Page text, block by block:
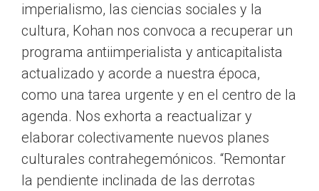
imperialismo, las ciencias sociales y la
cultura, Kohan nos convoca a recuperar un
programa antiimperialista y anticapitalista
actualizado y acorde a nuestra época,
como una tarea urgente y en el centro de la
agenda. Nos exhorta a reactualizar y
elaborar colectivamente nuevos planes
culturales contrahegemónicos. “Remontar
la pendiente inclinada de las derrotas